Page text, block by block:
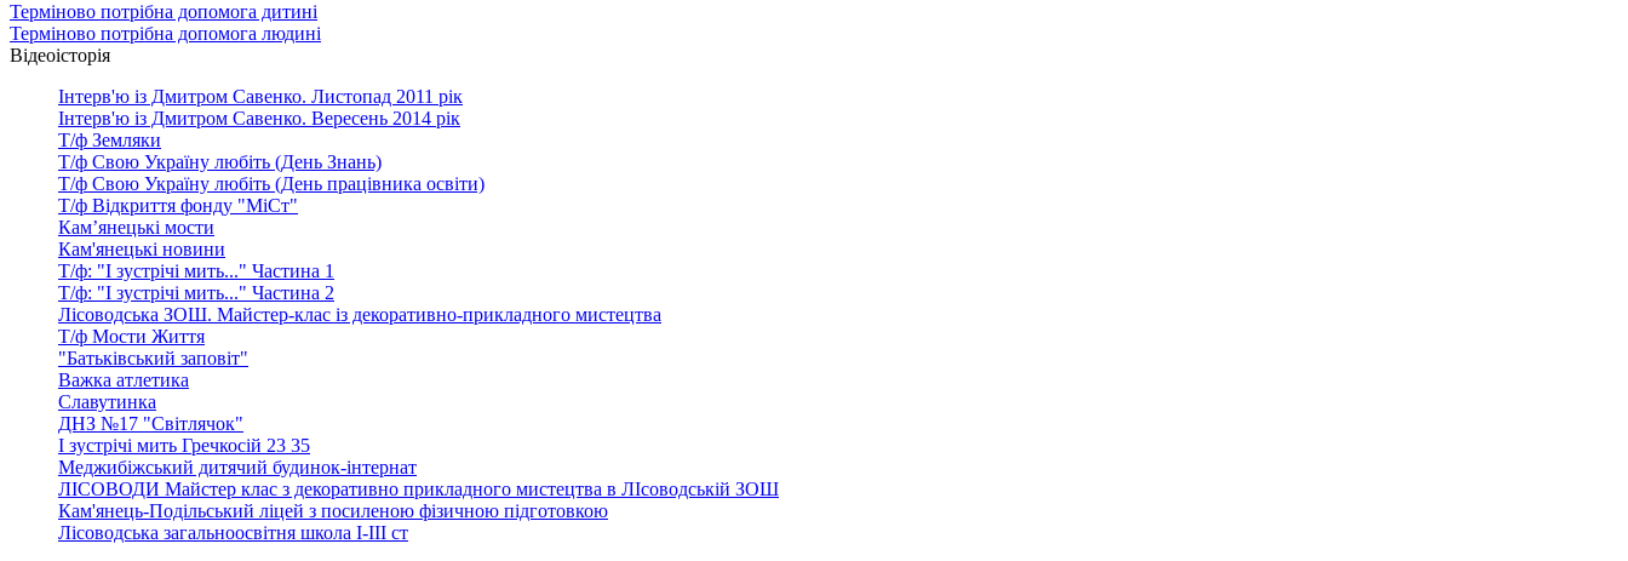
Терміново потрібна допомога дитині
Терміново потрібна допомога людині
Відеоісторія
Інтерв'ю із Дмитром Савенко. Листопад 2011 рік
Інтерв'ю із Дмитром Савенко. Вересень 2014 рік
Т/ф Земляки
Т/ф Свою Україну любіть (День Знань)
Т/ф Свою Україну любіть (День працівника освіти)
Т/ф Відкриття фонду "МіСт"
Кам’янецькі мости
Кам'янецькі новини
Т/ф: "І зустрічі мить..." Частина 1
Т/ф: "І зустрічі мить..." Частина 2
Лісоводська ЗОШ. Майстер-клас із декоративно-прикладного мистецтва
Т/ф Мости Життя
"Батьківський заповіт"
Важка атлетика
Славутинка
ДНЗ №17 "Світлячок"
І зустрічі мить Гречкосій 23 35
Меджибіжський дитячий будинок-інтернат
ЛІСОВОДИ Майстер клас з декоративно прикладного мистецтва в ЛІсоводській ЗОШ
Кам'янець-Подільський ліцей з посиленою фізичною підготовкою
Лісоводська загальноосвітня школа І-ІІІ ст